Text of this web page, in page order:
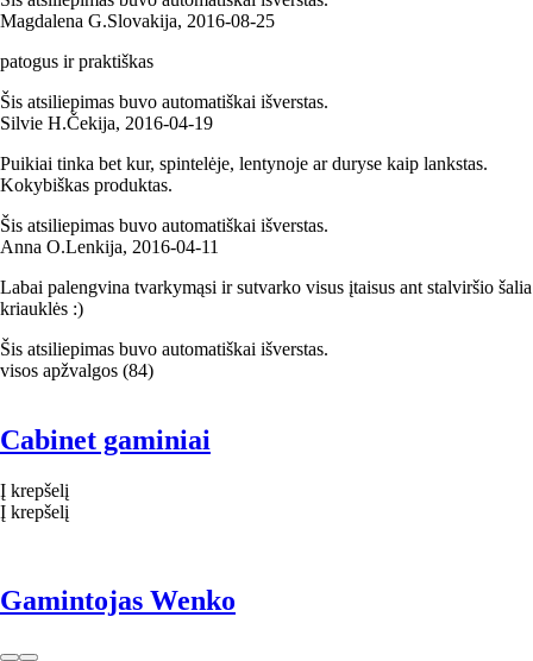
Magdalena G.Slovakija, 2016‑08‑25
patogus ir praktiškas
Šis atsiliepimas buvo automatiškai išverstas.
Silvie H.Čekija, 2016‑04‑19
Puikiai tinka bet kur, spintelėje, lentynoje ar duryse kaip lankstas.
Kokybiškas produktas.
Šis atsiliepimas buvo automatiškai išverstas.
Anna O.Lenkija, 2016‑04‑11
Labai palengvina tvarkymąsi ir sutvarko visus įtaisus ant stalviršio šalia
kriauklės :)
Šis atsiliepimas buvo automatiškai išverstas.
visos apžvalgos (84)
Cabinet gaminiai
Į krepšelį
Į krepšelį
Gamintojas Wenko